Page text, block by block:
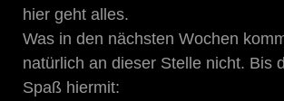
hier geht alles.
Was in den nächsten Wochen
natürlich an dieser Stelle nicht. Bis
Spaß hiermit: